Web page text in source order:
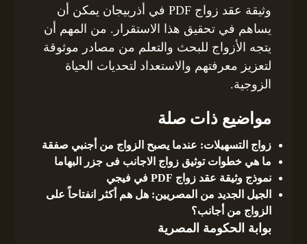
وثيقة عقد زواج PDF في أذربيجان يمكن أن
يساهم في تحقيق هذا الاستقرار. من المهم أن
يتجه الأزواج للبحث والتعلم من مصادر موثوقة
لتعزيز معرفتهم والاستعداد لتحديات الحياة
الزوجية.
مواضيع ذات صلة
زواج التسهيلات: عندما يصبح الزواج من أجنبي صفقة
ما هي خطوات توثيق زواج الاجانب فى جزر البهاما
نموذج وثيقة عقد زواج PDF في فيجي
الجيل الجديد من المصريين: هل هم أكثر انفتاحاً على
الزواج من أجانب؟
بوابة الحكومة المصرية